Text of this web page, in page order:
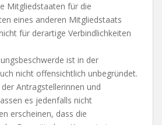
Mitgliedstaaten für die
eines anderen Mitgliedstaats
für derartige Verbindlichkeiten
ist in der
nicht offensichtlich unbegründet.
Antragstellerinnen und
es jedenfalls nicht
erscheinen, dass die